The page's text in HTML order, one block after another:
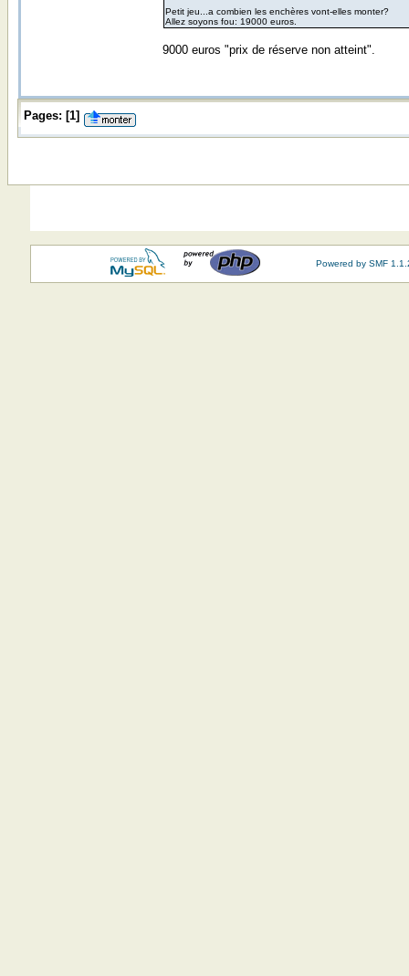
Petit jeu...a combien les enchères vont-elles monter?
Allez soyons fou: 19000 euros.
9000 euros "prix de réserve non atteint".
Pages: [1]
Powered by SMF